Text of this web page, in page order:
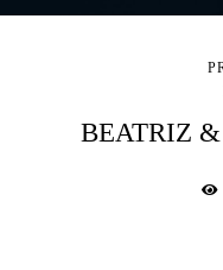
BEATRIZ